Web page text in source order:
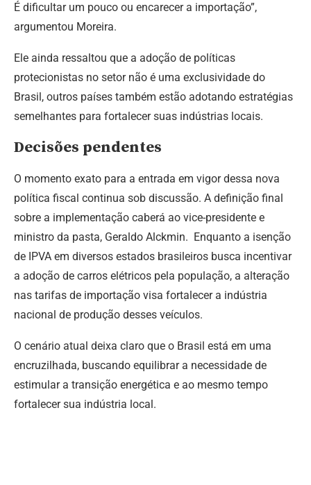
É dificultar um pouco ou encarecer a importação”,
argumentou Moreira.
Ele ainda ressaltou que a adoção de políticas
protecionistas no setor não é uma exclusividade do
Brasil, outros países também estão adotando estratégias
semelhantes para fortalecer suas indústrias locais.
Decisões pendentes
O momento exato para a entrada em vigor dessa nova
política fiscal continua sob discussão. A definição final
sobre a implementação caberá ao vice-presidente e
ministro da pasta, Geraldo Alckmin. Enquanto a isenção
de IPVA em diversos estados brasileiros busca incentivar
a adoção de carros elétricos pela população, a alteração
nas tarifas de importação visa fortalecer a indústria
nacional de produção desses veículos.
O cenário atual deixa claro que o Brasil está em uma
encruzilhada, buscando equilibrar a necessidade de
estimular a transição energética e ao mesmo tempo
fortalecer sua indústria local.